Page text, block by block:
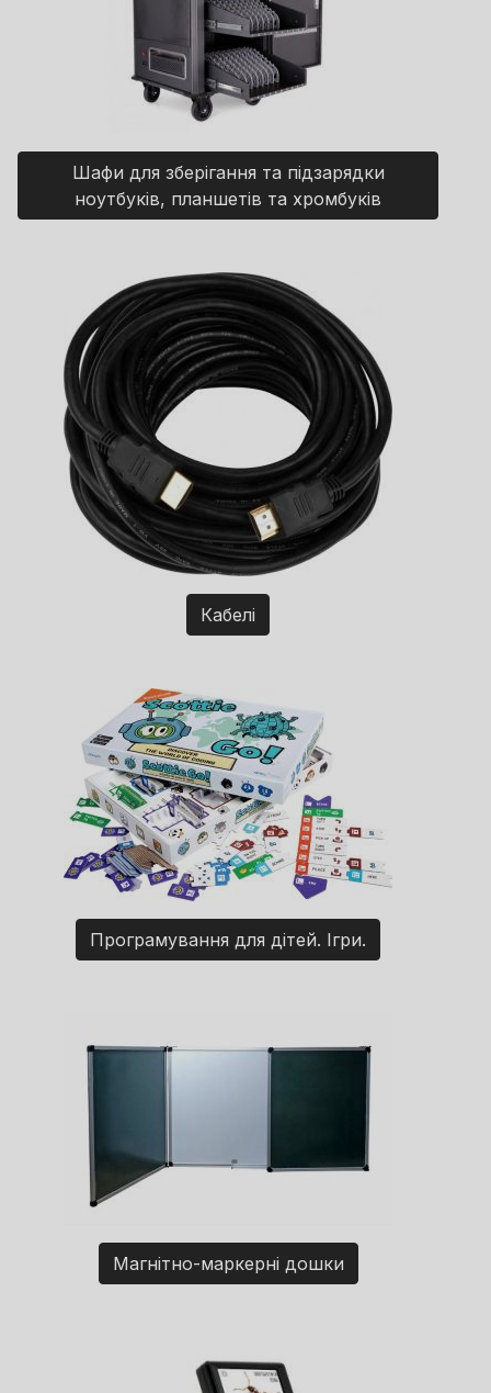
Шафи для зберігання та підзарядки
ноутбуків, планшетів та хромбуків
Кабелі
Програмування для дітей. Ігри.
Магнітно-маркерні дошки